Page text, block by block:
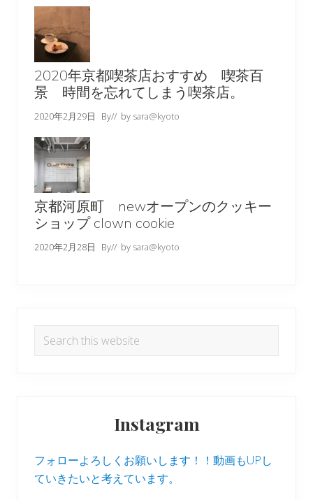
2020年京都喫茶店おすすめ 喫茶百
景 時間を忘れてしまう喫茶店。
2020年2月29日 By// by sara@kyoto
京都河原町 newオープンのクッキー
ショップ clown cookie
2020年2月28日 By// by sara@kyoto
Search
Instagram
フォローよろしくお願いします！！動画もUPし
ていきたいと考えています。